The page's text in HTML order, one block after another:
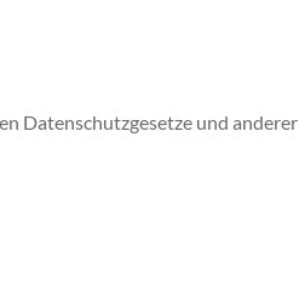
Datenschutzgesetze und anderer